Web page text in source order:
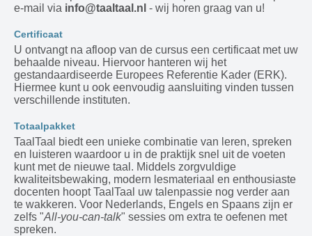
e-mail via info@taaltaal.nl - wij horen graag van u!
Certificaat
U ontvangt na afloop van de cursus een certificaat met uw
behaalde niveau. Hiervoor hanteren wij het
gestandaardiseerde Europees Referentie Kader (ERK).
Hiermee kunt u ook eenvoudig aansluiting vinden tussen
verschillende instituten.
Totaalpakket
TaalTaal biedt een unieke combinatie van leren, spreken
en luisteren waardoor u in de praktijk snel uit de voeten
kunt met de nieuwe taal. Middels zorgvuldige
kwaliteitsbewaking, modern lesmateriaal en enthousiaste
docenten hoopt TaalTaal uw talenpassie nog verder aan
te wakkeren. Voor Nederlands, Engels en Spaans zijn er
zelfs "All-you-can-talk" sessies om extra te oefenen met
spreken.